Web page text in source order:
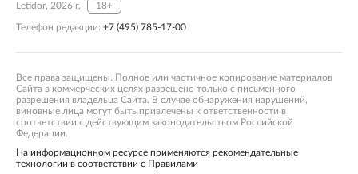
Letidor, 2026 г. 18+
Телефон редакции: +7 (495) 785-17-00
Все права защищены. Полное или частичное копирование материалов
Сайта в коммерческих целях разрешено только с письменного
разрешения владельца Сайта. В случае обнаружения нарушений,
виновные лица могут быть привлечены к ответственности в
соответствии с действующим законодательством Российской
Федерации.
На информационном ресурсе применяются рекомендательные
технологии в соответствии с Правилами